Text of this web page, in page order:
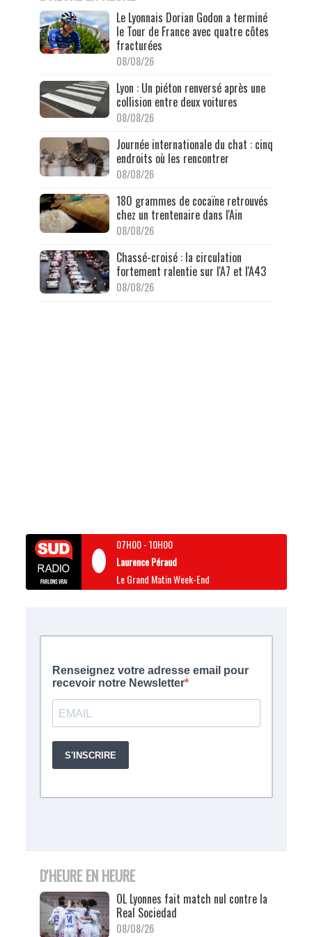
Le Lyonnais Dorian Godon a terminé
le Tour de France avec quatre côtes
fracturées
08/08/26
Lyon : Un piéton renversé après une
collision entre deux voitures
08/08/26
Journée internationale du chat : cinq
endroits où les rencontrer
08/08/26
180 grammes de cocaïne retrouvés
chez un trentenaire dans l'Ain
08/08/26
Chassé-croisé : la circulation
fortement ralentie sur l'A7 et l'A43
08/08/26
07H00-10H00
Laurence Péraud
Le Grand Matin Week-End
D'HEURE EN HEURE
OL Lyonnes fait match nul contre la
Real Sociedad
08/08/26